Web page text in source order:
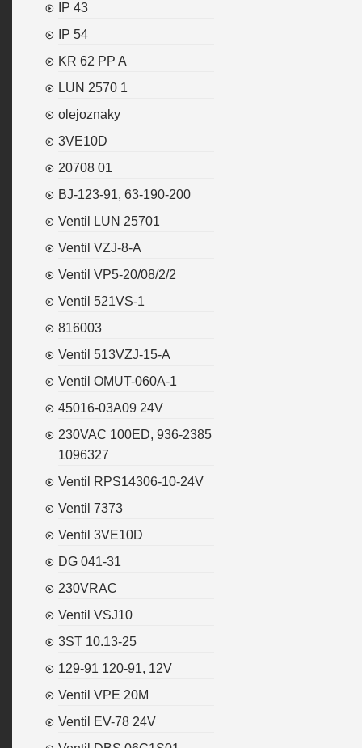
IP 43
IP 54
KR 62 PP A
LUN 2570 1
olejoznaky
3VE10D
20708 01
BJ-123-91, 63-190-200
Ventil LUN 25701
Ventil VZJ-8-A
Ventil VP5-20/08/2/2
Ventil 521VS-1
816003
Ventil 513VZJ-15-A
Ventil OMUT-060A-1
45016-03A09 24V
230VAC 100ED, 936-2385
1096327
Ventil RPS14306-10-24V
Ventil 7373
Ventil 3VE10D
DG 041-31
230VRAC
Ventil VSJ10
3ST 10.13-25
129-91 120-91, 12V
Ventil VPE 20M
Ventil EV-78 24V